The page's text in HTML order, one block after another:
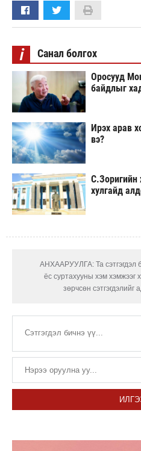
i Санал болгох
Оросууд
байдлыг
Ирэх арав
вэ?
С.Зоригийн
хулгайд
АНХААРУУЛГА: Та сэтгэгдэл
ёс суртахууны хэм хэмжээг
зөрчсөн сэтгэгдэлийг